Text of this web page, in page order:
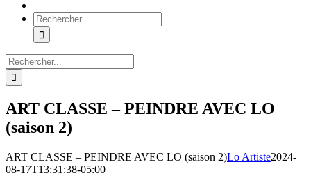
Rechercher:
Rechercher:
ART CLASSE – PEINDRE AVEC LO
(saison 2)
ART CLASSE – PEINDRE AVEC LO (saison 2)Lo Artiste2024-
08-17T13:31:38-05:00